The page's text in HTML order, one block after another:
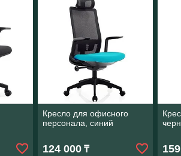
Кресло для офисного
персонала, синий
124 000₸